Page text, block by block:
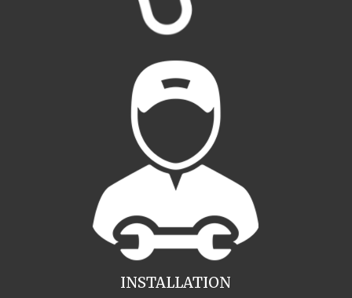
INSTALLATION